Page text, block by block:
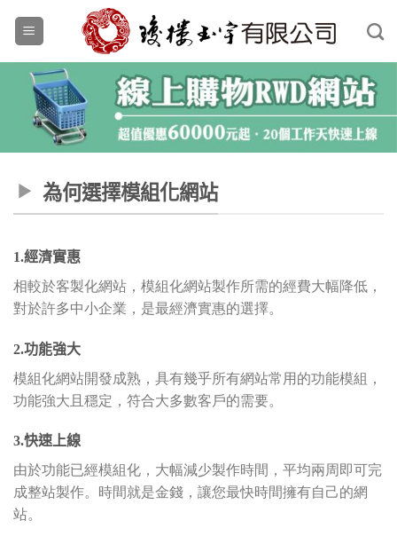
為何選擇模組化網站
1.經濟實惠
相較於客製化網站，模組化網站製作所需的經費大幅降低，
對於許多中小企業，是最經濟實惠的選擇。
2.功能強大
模組化網站開發成熟，具有幾乎所有網站常用的功能模組，
功能強大且穩定，符合大多數客戶的需要。
3.快速上線
由於功能已經模組化，大幅減少製作時間，平均兩周即可完
成整站製作。時間就是金錢，讓您最快時間擁有自己的網
站。